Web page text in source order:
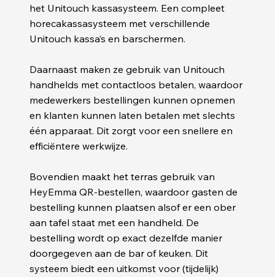
het Unitouch kassasysteem. Een compleet
horecakassasysteem met verschillende
Unitouch kassa’s en barschermen.
Daarnaast maken ze gebruik van Unitouch
handhelds met contactloos betalen, waardoor
medewerkers bestellingen kunnen opnemen
en klanten kunnen laten betalen met slechts
één apparaat. Dit zorgt voor een snellere en
efficiëntere werkwijze.
Bovendien maakt het terras gebruik van
HeyEmma QR-bestellen, waardoor gasten de
bestelling kunnen plaatsen alsof er een ober
aan tafel staat met een handheld. De
bestelling wordt op exact dezelfde manier
doorgegeven aan de bar of keuken. Dit
systeem biedt een uitkomst voor (tijdelijk)